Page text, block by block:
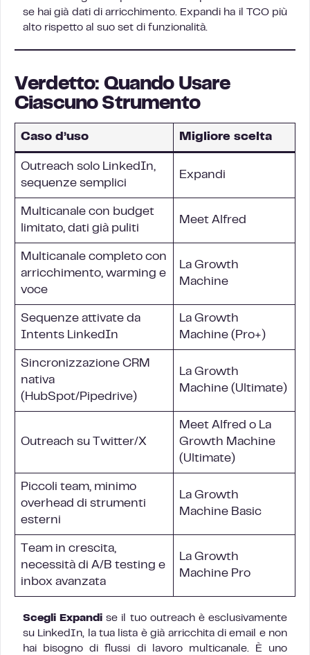
se hai già dati di arricchimento. Expandi ha il TCO più
alto rispetto al suo set di funzionalità.
Verdetto: Quando Usare
Ciascuno Strumento
Caso d’uso Migliore scelta
Outreach solo LinkedIn,
sequenze semplici
Expandi
Multicanale con budget
limitato, dati già puliti
Meet Alfred
Multicanale completo con
arricchimento, warming e
voce
La Growth
Machine
Sequenze attivate da
Intents LinkedIn
La Growth
Machine (Pro+)
Sincronizzazione CRM
nativa
(HubSpot/Pipedrive)
La Growth
Machine (Ultimate)
Outreach su Twitter/X
Meet Alfred o La
Growth Machine
(Ultimate)
Piccoli team, minimo
overhead di strumenti
esterni
La Growth
Machine Basic
Team in crescita,
necessità di A/B testing e
inbox avanzata
La Growth
Machine Pro
Scegli Expandi se il tuo outreach è esclusivamente
su LinkedIn, la tua lista è già arricchita di email e non
hai bisogno di flussi di lavoro multicanale. È uno